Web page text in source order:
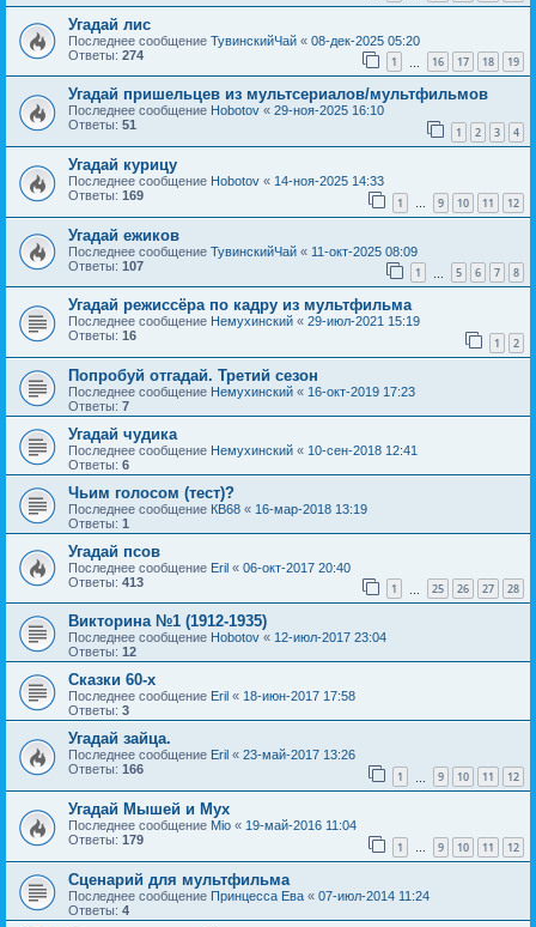
Угадай лис
Последнее сообщение ТувинскийЧай « 08-дек-2025 05:20
Ответы: 274 1 16 17 18 19
Угадай пришельцев из мультсериалов/мультфильмов
Последнее сообщение Hobotov « 29-ноя-2025 16:10
Ответы: 51 1 2 3 4
Угадай курицу
Последнее сообщение Hobotov « 14-ноя-2025 14:33
Ответы: 169 1 … 9 10 11 12
Угадай ежиков
Последнее сообщение ТувинскийЧай « 11-окт-2025 08:09
Ответы: 107 1 5 6 7 8
Угадай режиссёра по кадру из мультфильма
Последнее сообщение Немухинский « 29-июл-2021 15:19
Ответы: 16 1 2
Попробуй отгадай. Третий сезон
Последнее сообщение Немухинский « 16-окт-2019 17:23
Ответы: 7
Угадай чудика
Последнее сообщение Немухинский « 10-сен-2018 12:41
Ответы: 6
Чьим голосом (тест)?
Последнее сообщение КВ68 « 16-мар-2018 13:19
Ответы: 1
Угадай псов
Последнее сообщение Eril « 06-окт-2017 20:40
Ответы: 413 1 25 26 27 28
Викторина №1 (1912-1935)
Последнее сообщение Hobotov « 12-июл-2017 23:04
Ответы: 12
Сказки 60-х
Последнее сообщение Eril « 18-июн-2017 17:58
Ответы: 3
Угадай зайца.
Последнее сообщение Eril « 23-май-2017 13:26
Ответы: 166 1 9 10 11 12
Угадай Мышей и Мух
Последнее сообщение Mio « 19-май-2016 11:04
Ответы: 179 1 … 9 10 11 12
Сценарий для мультфильма
Последнее сообщение Принцесса Ева « 07-июл-2014 11:24
Ответы: 4